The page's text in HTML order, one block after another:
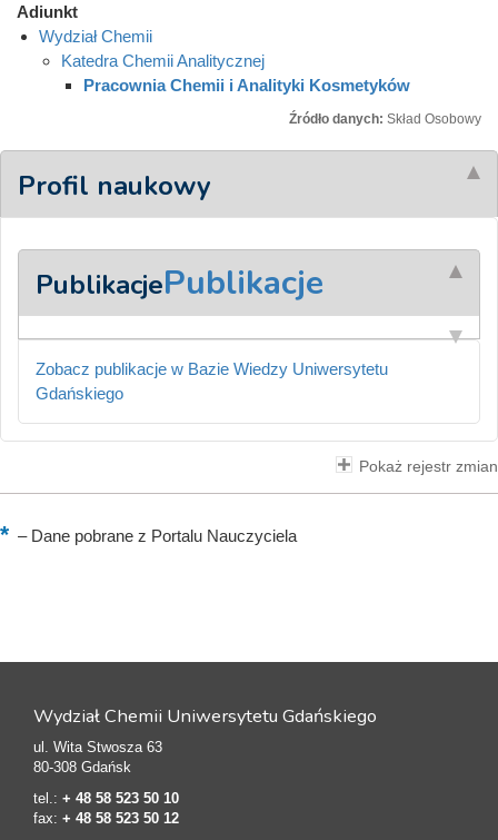
Adiunkt
Wydział Chemii
Katedra Chemii Analitycznej
Pracownia Chemii i Analityki Kosmetyków
Źródło danych: Skład Osobowy
Profil naukowy
PublikacjePublikacje
Zobacz publikacje w Bazie Wiedzy Uniwersytetu
Gdańskiego
Pokaż rejestr zmian
–Dane pobrane z Portalu Nauczyciela
Wydział Chemii Uniwersytetu Gdańskiego
ul. Wita Stwosza 63
80-308 Gdańsk
tel.: + 48 58 523 50 10
fax: + 48 58 523 50 12